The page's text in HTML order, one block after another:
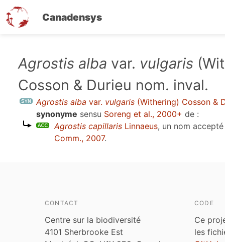
Canadensys
contenu
Agrostis alba var. vulgaris
Cosson & Durieu nom. inval.
Agrostis alba var. vulgaris (Withering) Cosson &
synonyme sensu Soreng et al., 2000+ de :
Agrostis capillaris Linnaeus, un nom
Comm., 2007.
CONTACT
Centre sur la biodiversité
4101 Sherbrooke Est
CODE
Ce
les